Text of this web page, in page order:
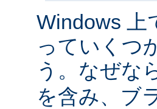
Windows 上
っていくつ
う。なぜな
を含み、ブ